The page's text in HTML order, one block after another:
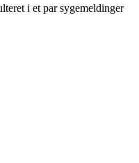
i et par sygemeldinger